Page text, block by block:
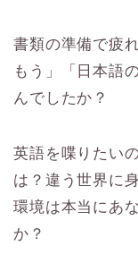
書類の準備で疲
もう」「日本語
んでしたか？
英語を喋りたい
は？違う世界に
環境は本当にあ
か？